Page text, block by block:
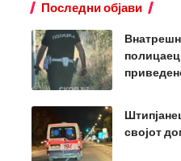
Последни објави
својот